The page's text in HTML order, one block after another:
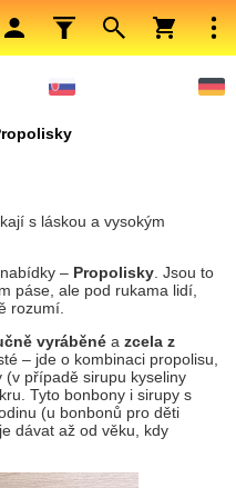
s láskou a vysokým
– Propolisky . Jsou to
páse, ale pod rukama lidí,
rozumí.
vyráběné a zcela z
– jde o kombinaci propolisu,
případě sirupu kyseliny
Tyto bonbony i sirupy s
(u bonbonů pro děti
dávat až od věku, kdy